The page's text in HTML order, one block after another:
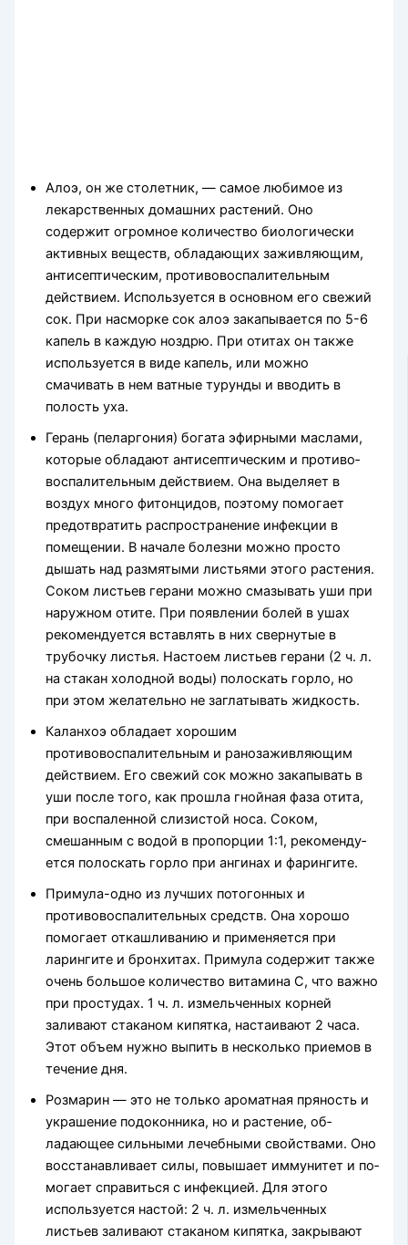
Алоэ, он же столетник, — са­мое любимое из
лекарственных домашних растений. Оно
содержит огромное количество биологически
активных веществ, обладающих заживляющим,
антисептическим, противовоспалительным
действи­ем. Используется в основном его свежий
сок. При насморке сок алоэ закапывается по 5-6
капель в каж­дую ноздрю. При отитах он также
используется в виде капель, или можно
смачивать в нем ватные турунды и вводить в
полость уха.
Герань (пеларгония) богата эфирными маслами,
которые обла­дают антисептическим и противо­
воспалительным действием. Она выделяет в
воздух много фитонци­дов, поэтому помогает
предотвра­тить распространение инфекции в
помещении. В начале болезни мож­но просто
дышать над размятыми листьями этого растения.
Соком ли­стьев герани можно смазывать уши при
наружном отите. При появлении болей в ушах
рекомендуется встав­лять в них свернутые в
трубочку листья. Настоем листьев герани (2 ч. л.
на стакан холодной воды) поло­скать горло, но
при этом желатель­но не заглатывать жидкость.
Каланхоэ обладает хорошим
противовоспалительным и раноза­живляющим
действием. Его све­жий сок можно закапывать в
уши после того, как прошла гнойная фаза отита,
при воспаленной сли­зистой носа. Соком,
смешанным с водой в пропорции 1:1, рекоменду­
ется полоскать горло при ангинах и фарингите.
Примула-одно из лучших по­тогонных и
противовоспалитель­ных средств. Она хорошо
помога­ет откашливанию и применяется при
ларингите и бронхитах. Приму­ла содержит также
очень большое количество витамина С, что важно
при простудах. 1 ч. л. измельчен­ных корней
заливают стаканом кипятка, настаивают 2 часа.
Этот объем нужно выпить в несколько приемов в
течение дня.
Розмарин — это не только ароматная пряность и
украшение подоконника, но и растение, об­
ладающее сильными лечебными свойствами. Оно
восстанавливает силы, повышает иммунитет и по­
могает справиться с инфекцией. Для этого
используется настой: 2 ч. л. измельченных
листьев зали­вают стаканом кипятка, закрывают